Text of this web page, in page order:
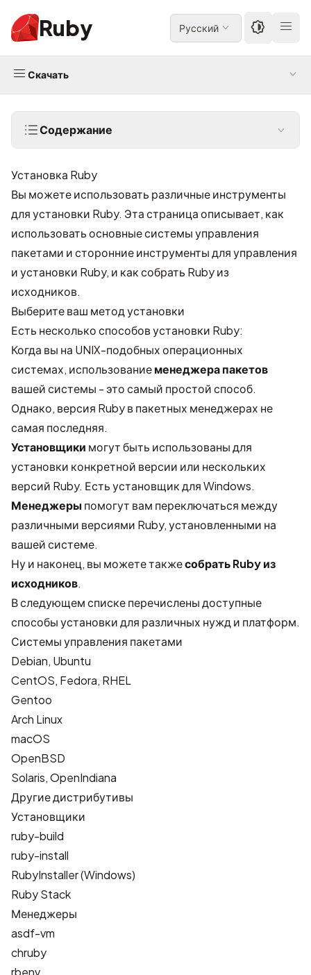
Ruby Русский
Скачать
Содержание
Установка Ruby
Вы можете использовать различные инструменты
для установки Ruby. Эта страница описывает, как
использовать основные системы управления
пакетами и сторонние инструменты для управления
и установки Ruby, и как собрать Ruby из
исходников.
Выберите ваш метод установки
Есть несколько способов установки Ruby:
Когда вы на UNIX-подобных операционных
системах, использованиеменеджера пакетов
вашей системы - это самый простой способ.
Однако, версия Ruby в пакетных менеджерах не
самая последняя.
Установщики могут быть использованы для
установки конкретной версии или нескольких
версий Ruby. Есть установщик для Windows.
Менеджерыпомогут вам переключаться между
различными версиями Ruby, установленными на
вашей системе.
Ну и наконец, вы можете такжесобрать Ruby из
исходников.
В следующем списке перечислены доступные
способы установки для различных нужд и платформ.
Системы управления пакетами
Debian, Ubuntu
CentOS, Fedora, RHEL
Gentoo
Arch Linux
macOS
OpenBSD
Solaris, OpenIndiana
Другие дистрибутивы
Установщики
ruby-build
ruby-install
RubyInstaller(Windows)
Ruby Stack
Менеджеры
asdf-vm
chruby
rbenv